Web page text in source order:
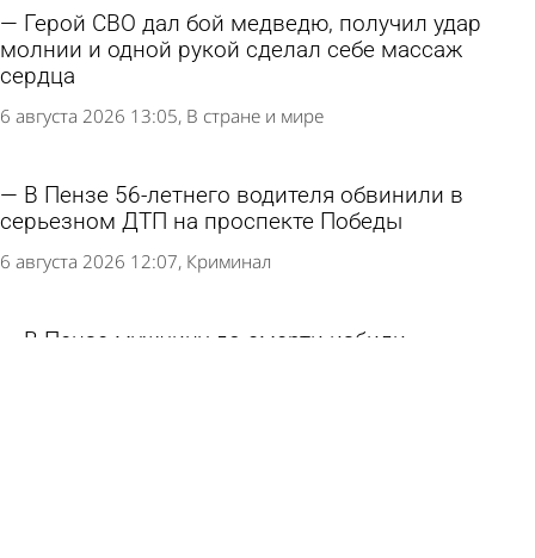
Герой СВО дал бой медведю, получил удар
молнии и одной рукой сделал себе массаж
сердца
6 августа 2026 13:05 В стране и мире
В Пензе 56-летнего водителя обвинили в
серьезном ДТП на проспекте Победы
6 августа 2026 12:07 Криминал
В Пензе мужчину до смерти избили